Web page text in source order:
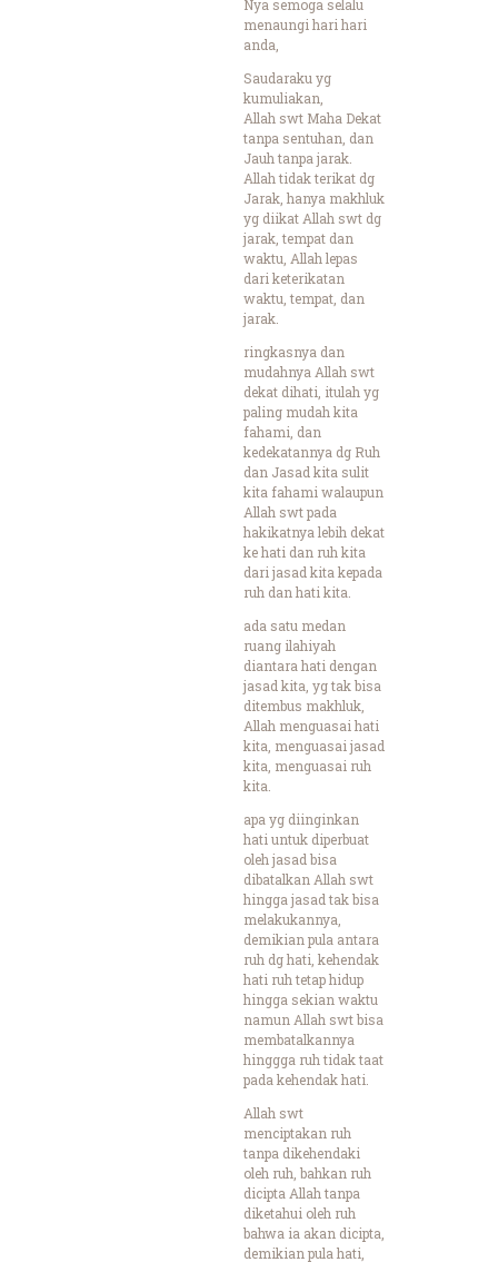
Nya semoga selalu
menaungi hari hari
anda,
Saudaraku yg
kumuliakan,
Allah swt Maha Dekat
tanpa sentuhan, dan
Jauh tanpa jarak.
Allah tidak terikat dg
Jarak, hanya makhluk
yg diikat Allah swt dg
jarak, tempat dan
waktu, Allah lepas
dari keterikatan
waktu, tempat, dan
jarak.
ringkasnya dan
mudahnya Allah swt
dekat dihati, itulah yg
paling mudah kita
fahami, dan
kedekatannya dg Ruh
dan Jasad kita sulit
kita fahami walaupun
Allah swt pada
hakikatnya lebih dekat
ke hati dan ruh kita
dari jasad kita kepada
ruh dan hati kita.
ada satu medan
ruang ilahiyah
diantara hati dengan
jasad kita, yg tak bisa
ditembus makhluk,
Allah menguasai hati
kita, menguasai jasad
kita, menguasai ruh
kita.
apa yg diinginkan
hati untuk diperbuat
oleh jasad bisa
dibatalkan Allah swt
hingga jasad tak bisa
melakukannya,
demikian pula antara
ruh dg hati, kehendak
hati ruh tetap hidup
hingga sekian waktu
namun Allah swt bisa
membatalkannya
hinggga ruh tidak taat
pada kehendak hati.
Allah swt
menciptakan ruh
tanpa dikehendaki
oleh ruh, bahkan ruh
dicipta Allah tanpa
diketahui oleh ruh
bahwa ia akan dicipta,
demikian pula hati,